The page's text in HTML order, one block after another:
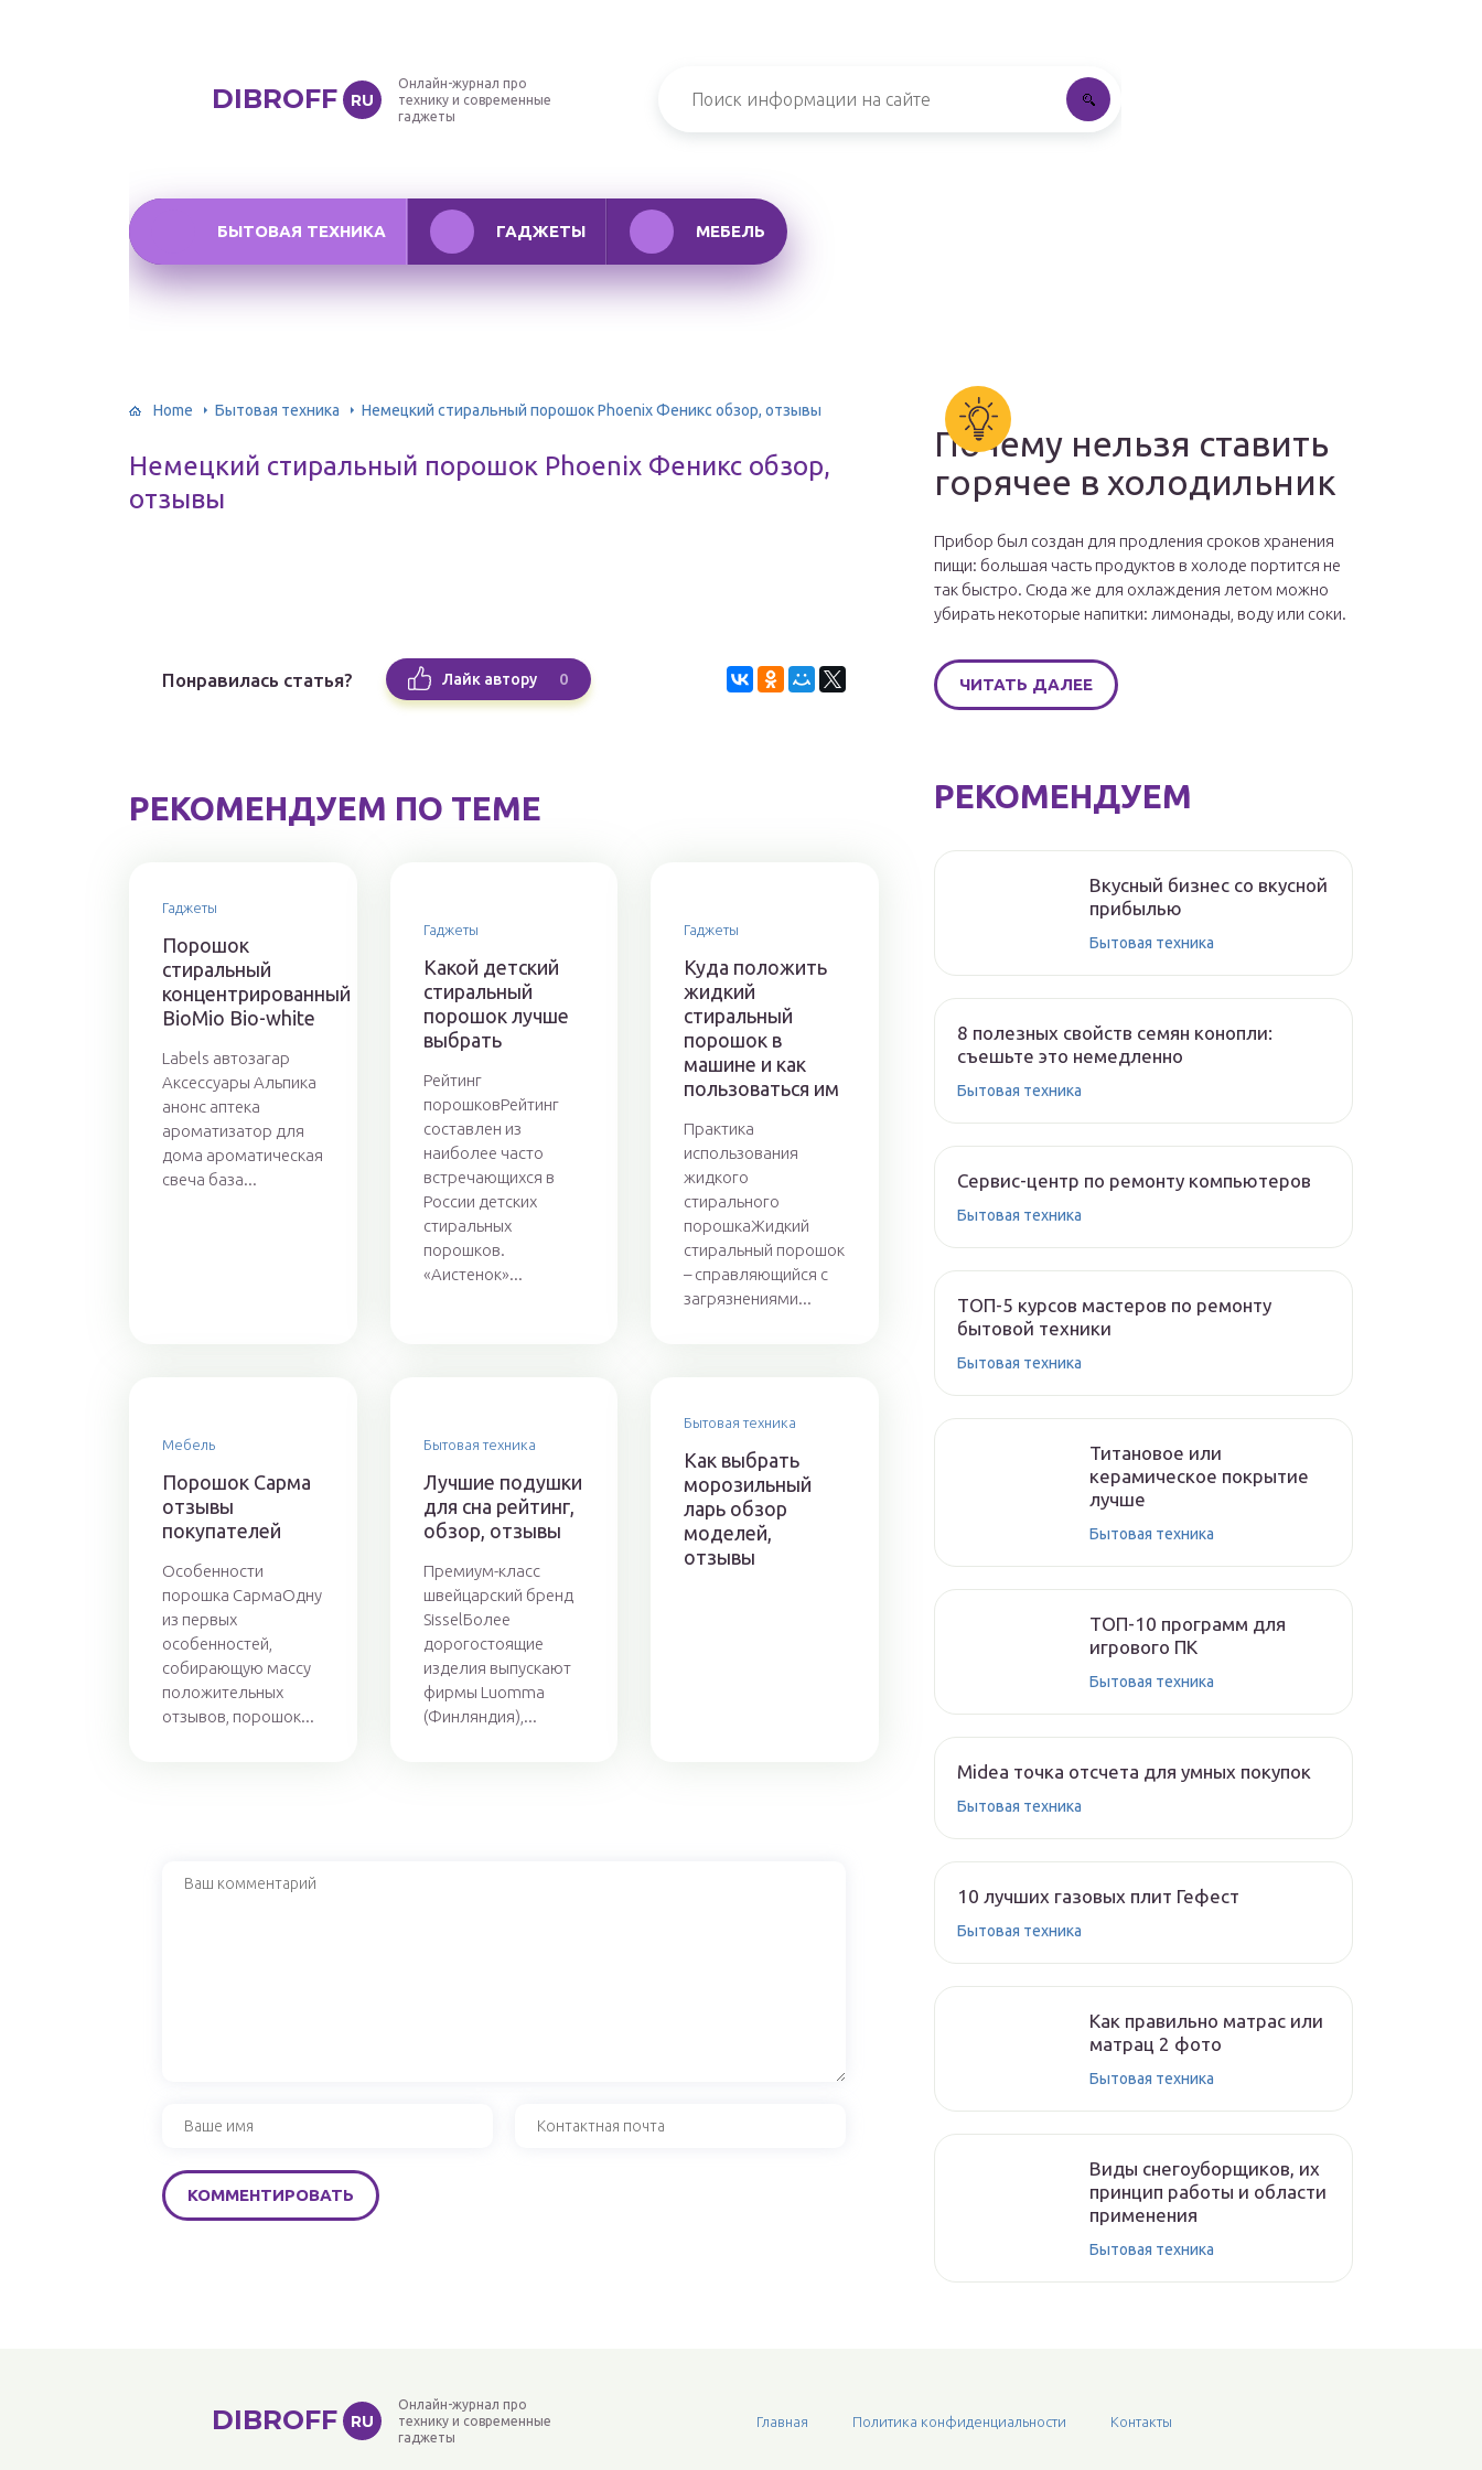
DIBROFF RU
Онлайн-журнал про
технику и современные
гаджеты
БЫТОВАЯ ТЕХНИКА ГАДЖЕТЫ МЕБЕЛЬ
Home Бытовая техника Немецкий стиральный порошок Phoenix Феникс обзор, отзывы
Немецкий стиральный порошок Phoenix Феникс обзор,
отзывы
Понравилась статья? Лайк автору 0
РЕКОМЕНДУЕМ ПО ТЕМЕ
Гаджеты
Порошок
стиральный
концентрированный
BioMio Bio-white
Labels автозагар
Аксессуары Альпика
анонс аптека
ароматизатор для
дома ароматическая
свеча база...
Гаджеты
Какой детский
стиральный
порошок лучше
выбрать
Рейтинг
порошковРейтинг
составлен из
наиболее часто
встречающихся в
России детских
стиральных
порошков.
«Аистенок»...
Гаджеты
Куда положить
жидкий
стиральный
порошок в
машине и как
пользоваться им
Практика
использования
жидкого
стирального
порошкаЖидкий
стиральный порошок
– справляющийся с
загрязнениями...
Мебель
Порошок Сарма
отзывы
покупателей
Особенности
порошка СармаОдну
из первых
особенностей,
собирающую массу
положительных
отзывов, порошок...
Бытовая техника
Лучшие подушки
для сна рейтинг,
обзор, отзывы
Премиум-класс
швейцарский бренд
SisselБолее
дорогостоящие
изделия выпускают
фирмы Luomma
(Финляндия),...
Бытовая техника
Как выбрать
морозильный
ларь обзор
моделей,
отзывы
Почему нельзя ставить
горячее в холодильник
Прибор был создан для продления сроков хранения
пищи: большая часть продуктов в холоде портится не
так быстро. Сюда же для охлаждения летом можно
убирать некоторые напитки: лимонады, воду или соки.
ЧИТАТЬ ДАЛЕЕ
РЕКОМЕНДУЕМ
Вкусный бизнес со вкусной
прибылью
Бытовая техника
8 полезных свойств семян конопли:
съешьте это немедленно
Бытовая техника
Сервис-центр по ремонту компьютеров
Бытовая техника
ТОП-5 курсов мастеров по ремонту
бытовой техники
Бытовая техника
Титановое или
керамическое покрытие
лучше
Бытовая техника
ТОП-10 программ для
игрового ПК
Бытовая техника
Midea точка отсчета для умных покупок
Бытовая техника
10 лучших газовых плит Гефест
Бытовая техника
Как правильно матрас или
матрац 2 фото
Бытовая техника
Виды снегоуборщиков, их
принцип работы и области
применения
Бытовая техника
DIBROFF RU
Онлайн-журнал про
технику и современные
гаджеты
Главная Политика конфиденциальности Контакты